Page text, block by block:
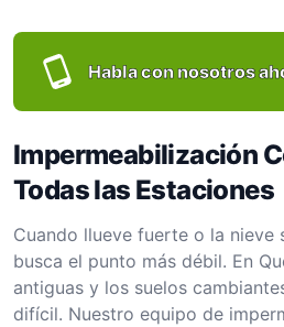
Habla con nosotros
Impermeabilización
Todas las Estaciones
Cuando llueve fuerte o la nieve
busca el punto más débil. En
antiguas y los suelos
difícil. Nuestro equipo de